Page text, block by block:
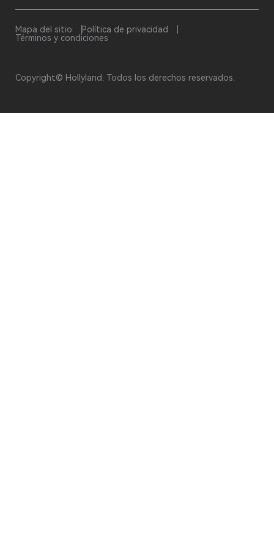
Mapa del sitio
Política de privacidad
Términos y condiciones
Copyright© Hollyland. Todos los derechos reservados.